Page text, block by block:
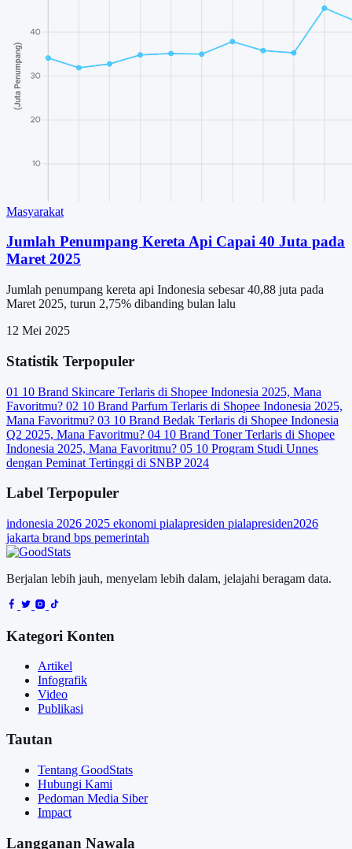
Masyarakat
Jumlah Penumpang Kereta Api Capai 40 Juta pada
Maret 2025
Jumlah penumpang kereta api Indonesia sebesar 40,88 juta pada
Maret 2025, turun 2,75% dibanding bulan lalu
12 Mei 2025
Statistik Terpopuler
01 10 Brand Skincare Terlaris di Shopee Indonesia 2025, Mana
Favoritmu? 02 10 Brand Parfum Terlaris di Shopee Indonesia 2025,
Mana Favoritmu? 03 10 Brand Bedak Terlaris di Shopee Indonesia
Q2 2025, Mana Favoritmu? 04 10 Brand Toner Terlaris di Shopee
Indonesia 2025, Mana Favoritmu? 05 10 Program Studi Unnes
dengan Peminat Tertinggi di SNBP 2024
Label Terpopuler
indonesia 2026 2025 ekonomi pialapresiden pialapresiden2026
jakarta brand bps pemerintah
Berjalan lebih jauh, menyelam lebih dalam, jelajahi beragam data.
Kategori Konten
Artikel
Infografik
Video
Publikasi
Tautan
Tentang GoodStats
Hubungi Kami
Pedoman Media Siber
Impact
Langganan Nawala